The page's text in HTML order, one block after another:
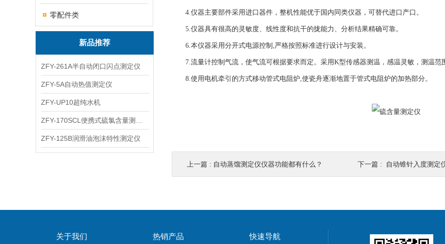
零配件类
新品推荐
ZFY-261A半自动闭口闪点测定仪
ZFY-5A自动热值测定仪
ZFY-UP10超纯水机
ZFY-125B润滑油泡沫特性测定仪
4.仪器主要部件采用进口器件，整机性能优于国内同类仪器，可替代进口产口。
5.仪器具有很高的灵敏度、线性度和抗干的拢能力、分析结果精确可靠。
6.本仪器采用分开式电源控制,严格按照标准进行设计与安装。
7.流量计控制气流，使气流可根据要求而定。采用K型传感器测温，感温灵敏，测温范
8.使用电机牵引的方式移动管式电阻炉,使瓷舟逐渐地置于管式电阻炉的加热部分。
上一篇 : 自动蒸馏测定仪仪器功能都有什么？ 下一篇 : 自动锥针入度测定
关于我们 热销产品 快速导航